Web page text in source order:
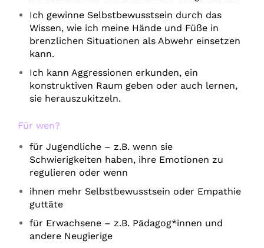
Ich gewinne Selbstbewusstsein durch das
Wissen, wie ich meine Hände und Füße in
brenzlichen Situationen als Abwehr einsetzen
kann.
Ich kann Aggressionen erkunden, ein
konstruktiven Raum geben oder auch lernen,
sie herauszukitzeln.
Für wen?
für Jugendliche – z.B. wenn sie
Schwierigkeiten haben, ihre Emotionen zu
regulieren oder wenn
ihnen mehr Selbstbewusstsein oder Empathie
guttäte
für Erwachsene – z.B. Pädagog*innen und
andere Neugierige